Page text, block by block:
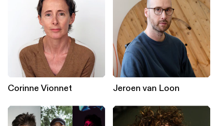
Corinne Vionnet Jeroen van Loon